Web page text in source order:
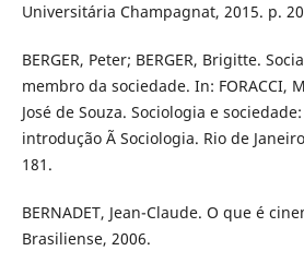
Universitária Champagnat, 2015. p.
BERGER, Peter; BERGER, Brigitte.
membro da sociedade. In: FORACCI,
José de Souza. Sociologia e
introdução Ã Sociologia. Rio de
181.
BERNADET, Jean-Claude. O que é
Brasiliense, 2006.